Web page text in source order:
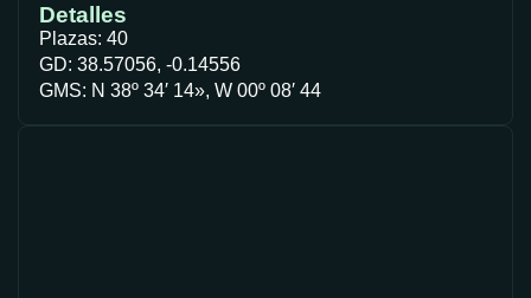
Detalles
Plazas: 40
GD: 38.57056, -0.14556
GMS: N 38º 34′ 14», W 00º 08′ 44